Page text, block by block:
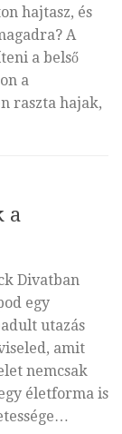
hajtasz, és
A
a belső
a
raszta hajak,
a
Divatban
egy
utazás
amit
nemcsak
életforma is